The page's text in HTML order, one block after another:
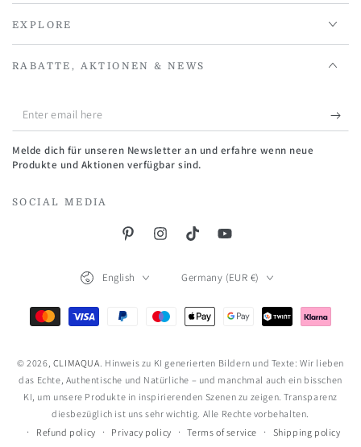
EXPLORE
RABATTE, AKTIONEN & NEWS
Enter
email
here
Melde dich für unseren Newsletter an und erfahre wenn neue
Produkte und Aktionen verfügbar sind.
SOCIAL MEDIA
PinterestInstagramTikTokYouTube
© 2026, CLIMAQUA. Hinweis zu KI generierten Bildern und Texte: Wir lieben
das Echte, Authentische und Natürliche – und manchmal auch ein bisschen
KI, um unsere Produkte in inspirierenden Szenen zu zeigen. Transparenz
diesbezüglich ist uns sehr wichtig. Alle Rechte vorbehalten.
Refund policy
Privacy policy Terms of service
Shipping policy
English Germany (EUR €)
Payment